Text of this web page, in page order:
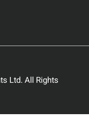
Ltd. All Rights